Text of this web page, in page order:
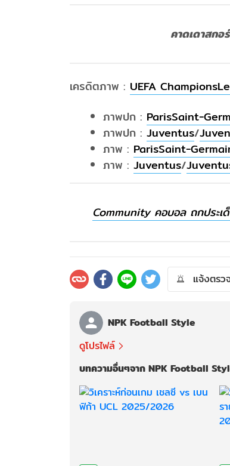
คาดเดาสก
เครดิตภาพ : UEFA
ภาพปก : ParisSaint-
ภาพปก : Juventus/
ภาพ : ParisSaint-
ภาพ : Juventus/
Community คอบอล ถกประ
แจ้งตรว
NPK Football Style
ดูโปรไฟล์
บทความอื่นๆจาก NPK Football